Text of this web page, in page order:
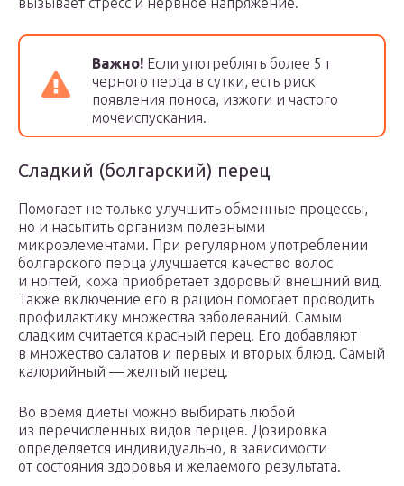
Важно! Если употреблять более 5 г
черного перца в сутки, есть риск
появления поноса, изжоги и частого
мочеиспускания.
Сладкий (болгарский) перец
Помогает не только улучшить обменные процессы,
но и насытить организм полезными
микроэлементами. При регулярном употреблении
болгарского перца улучшается качество волос
и ногтей, кожа приобретает здоровый внешний вид.
Также включение его в рацион помогает проводить
профилактику множества заболеваний. Самым
сладким считается красный перец. Его добавляют
в множество салатов и первых и вторых блюд. Самый
калорийный — желтый перец.
Во время диеты можно выбирать любой
из перечисленных видов перцев. Дозировка
определяется индивидуально, в зависимости
от состояния здоровья и желаемого результата.